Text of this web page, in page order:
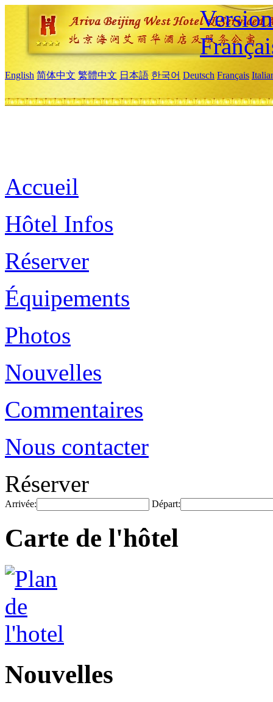
English 简体中文 繁體中文 日本語 한국어 Deutsch Français
Accueil
Hôtel Infos
Réserver
Équipements
Photos
Nouvelles
Commentaires
Nous contacter
Réserver
Arrivée: Départ:
Carte de l'hôtel
Nouvelles